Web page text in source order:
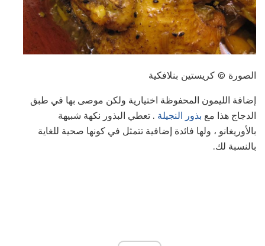
الصورة © كريستين بنلافكية
إضافة الليمون المحفوظة اختيارية ولكن موصى بها في طبق
الدجاج هذا مع بذور النجيلة . تعطي البذور نكهة شبيهة
بالأوريغانو ، ولها فائدة إضافية تتمثل في كونها صحية للغاية
بالنسبة لك.